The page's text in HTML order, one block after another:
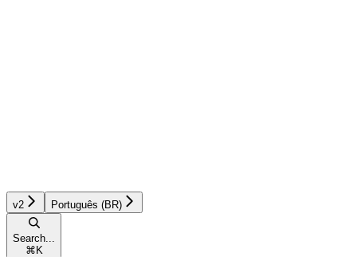
v2 Português (BR)
Search...
⌘ K